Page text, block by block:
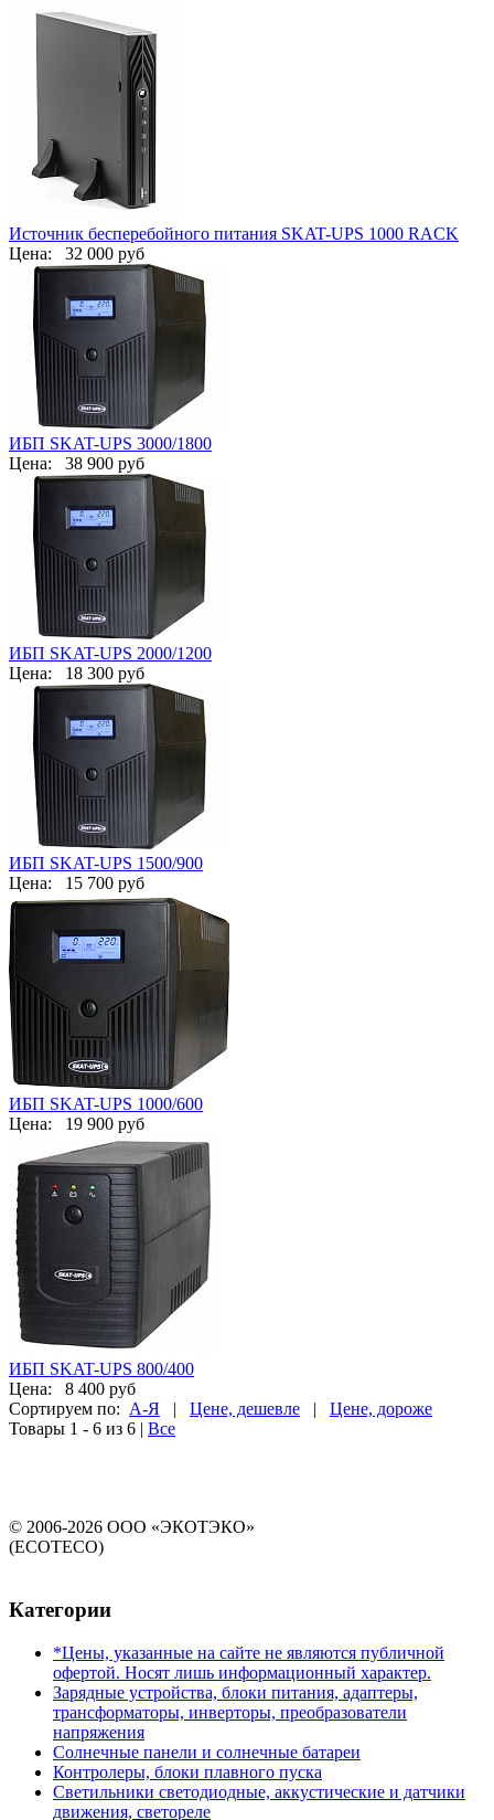
Источник бесперебойного питания SKAT-UPS 1000 RACK
Цена: 32 000 руб
ИБП SKAT-UPS 3000/1800
Цена: 38 900 руб
ИБП SKAT-UPS 2000/1200
Цена: 18 300 руб
ИБП SKAT-UPS 1500/900
Цена: 15 700 руб
ИБП SKAT-UPS 1000/600
Цена: 19 900 руб
ИБП SKAT-UPS 800/400
Цена: 8 400 руб
Сортируем по: А-Я | Цене, дешевле | Цене, дороже
Товары 1 - 6 из 6 | Все
© 2006-2026 ООО «ЭКОТЭКО»
(ECOTECO)
Категории
*Цены, указанные на сайте не являются публичной
офертой. Носят лишь информационный характер.
Зарядные устройства, блоки питания, адаптеры,
трансформаторы, инверторы, преобразователи
напряжения
Солнечные панели и солнечные батареи
Контролеры, блоки плавного пуска
Светильники светодиодные, аккустические и датчики
движения, светореле